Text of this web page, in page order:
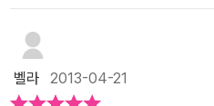
중 <큰 개 작은개> <달려라 달려
슷해서금새 알아보겠더라구요.그
마 새가 알을 품다가, 아기새가 나
벨라 2013-04-21